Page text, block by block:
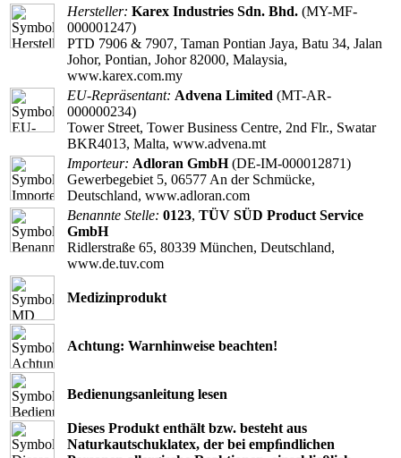
Hersteller: Karex Industries Sdn. Bhd. (MY-MF-
000001247)
PTD 7906 & 7907, Taman Pontian Jaya, Batu 34, Jalan
Johor, Pontian, Johor 82000, Malaysia,
www.karex.com.my
EU-Repräsentant: Advena Limited (MT-AR-
000000234)
Tower Street, Tower Business Centre, 2nd Flr., Swatar
BKR4013, Malta, www.advena.mt
Importeur: Adloran GmbH(DE-IM-000012871)
Gewerbegebiet 5, 06577 An der Schmücke,
Deutschland, www.adloran.com
Benannte Stelle: 0123, TÜV SÜD Product Service
GmbH
Ridlerstraße 65, 80339 München, Deutschland,
www.de.tuv.com
Medizinprodukt
Achtung: Warnhinweise beachten!
Bedienungsanleitung lesen
Dieses Produkt enthält bzw. besteht aus
Naturkautschuklatex, der bei empﬁndlichen